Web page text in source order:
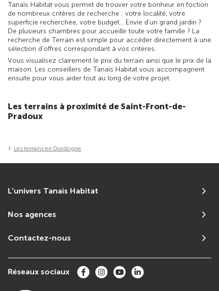
Tanaïs Habitat vous permet de trouver votre bonheur en foction
de nombreux critères de recherche : votre localité, votre
superficie recherchée, votre budget... Envie d'un grand jardin ?
De plusieurs chambres pour accueillir toute votre famille ? La
recherche de Terrain est simple pour accéder directement à une
sélection d'offres correspondant à vos critères.
Vous visualisez clairement le prix du terrain ainsi que le prix de la
maison. Les conseillers de Tanaïs Habitat vous accompagnent
ensuite pour vous aider tout au long de votre projet.
Les terrains à proximité de Saint-Front-de-
Pradoux
Les terrains en Dordogne
L'univers Tanais Habitat
Nos agences
Contactez-nous
Réseaux sociaux